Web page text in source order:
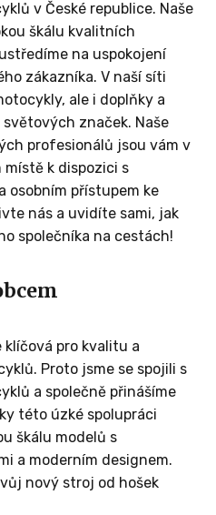
v České republice. Naše
škálu kvalitních
na uspokojení
zákazníka. V naší síti
ale i doplňky a
značek. Naše
profesionálů jsou vám v
místě k dispozici s
osobním přístupem ke
nás a uvidíte sami, jak
společníka na cestách!
klíčová pro kvalitu a
Proto jsme se spojili s
a společně přinášíme
této úzké spolupráci
škálu modelů s
a moderním designem.
nový stroj od hošek